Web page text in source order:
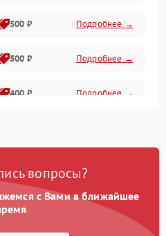
500 ₽ Подробнее →
500 ₽ Подробнее →
400 ₽ Подробнее →
вопросы?
с Вами в ближайшее